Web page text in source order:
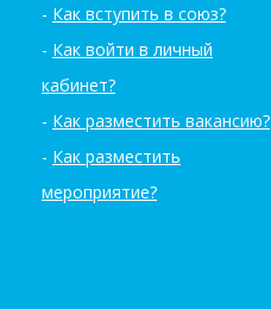
Как вступить в союз?
Как войти в личный
кабинет?
Как разместить вакансию?
Как разместить
мероприятие?